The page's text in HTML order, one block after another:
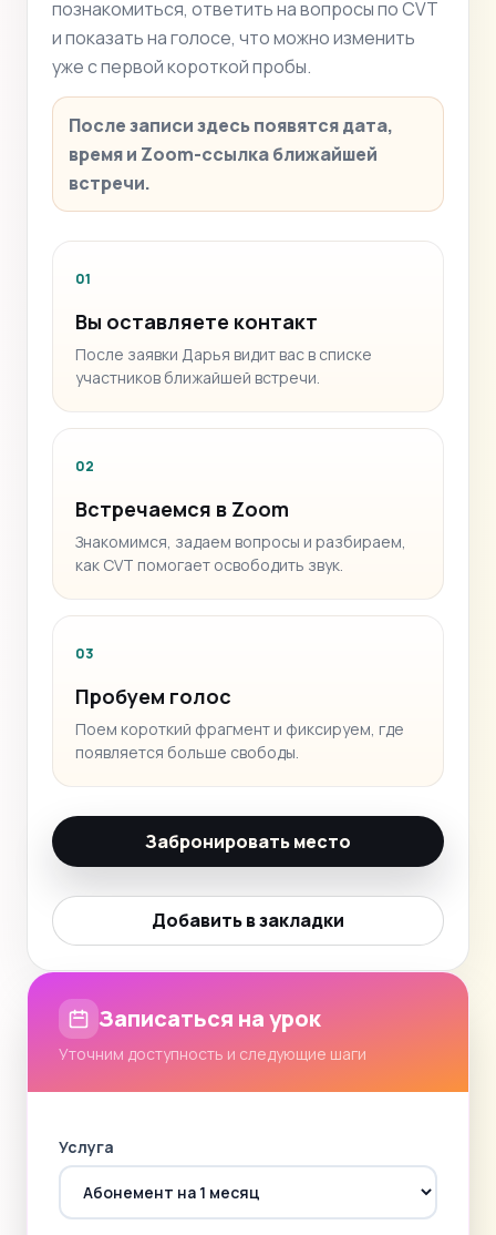
познакомиться, ответить на вопросы по CVT
и показать на голосе, что можно изменить
уже с первой короткой пробы.
После записи здесь появятся дата,
время и Zoom-ссылка ближайшей
встречи.
01
Вы оставляете контакт
После заявки Дарья видит вас в списке
участников ближайшей встречи.
02
Встречаемся в Zoom
Знакомимся, задаем вопросы и разбираем,
как CVT помогает освободить звук.
03
Пробуем голос
Поем короткий фрагмент и фиксируем, где
появляется больше свободы.
Забронировать место
Добавить в закладки
Записаться на урок
Уточним доступность и следующие шаги
Услуга